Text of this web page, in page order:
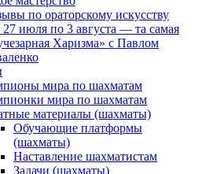
по ораторскому искусству
июля по 3 августа — та самая
Харизма» с Павлом
мира по шахматам
мира по шахматам
материалы (шахматы)
Обучающие платформы
(шахматы)
Наставление шахматистам
Задачи (шахматы)